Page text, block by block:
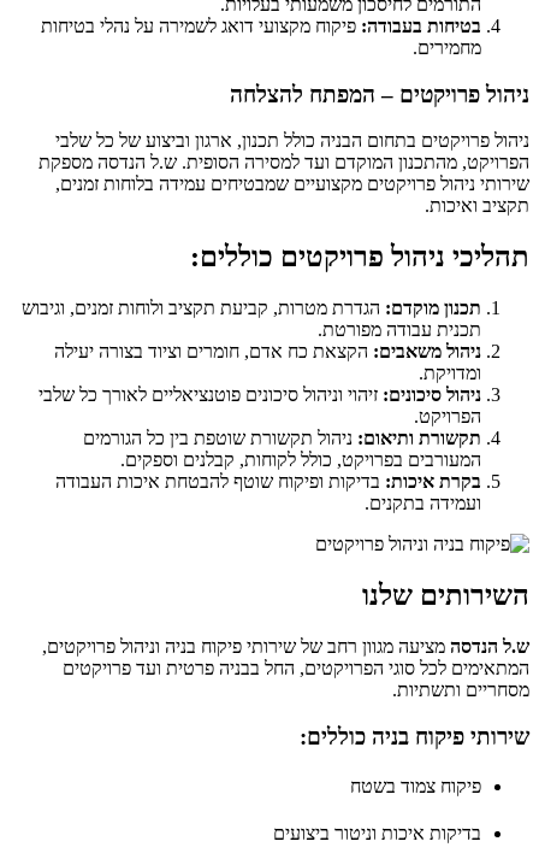
התורמים לחיסכון משמעותי בעלויות.
בטיחות בעבודה: פיקוח מקצועי דואג לשמירה על נהלי בטיחות
מחמירים.
ניהול פרויקטים – המפתח להצלחה
ניהול פרויקטים בתחום הבניה כולל תכנון, ארגון וביצוע של כל שלבי
הפרויקט, מהתכנון המוקדם ועד למסירה הסופית. ש.ל הנדסה מספקת
שירותי ניהול פרויקטים מקצועיים שמבטיחים עמידה בלוחות זמנים,
תקציב ואיכות.
תהליכי ניהול פרויקטים כוללים:
תכנון מוקדם: הגדרת מטרות, קביעת תקציב ולוחות זמנים, וגיבוש
תכנית עבודה מפורטת.
ניהול משאבים: הקצאת כח אדם, חומרים וציוד בצורה יעילה
ומדויקת.
ניהול סיכונים: זיהוי וניהול סיכונים פוטנציאליים לאורך כל שלבי
הפרויקט.
תקשורת ותיאום: ניהול תקשורת שוטפת בין כל הגורמים
המעורבים בפרויקט, כולל לקוחות, קבלנים וספקים.
בקרת איכות: בדיקות ופיקוח שוטף להבטחת איכות העבודה
ועמידה בתקנים.
השירותים שלנו
ש.ל הנדסה מציעה מגוון רחב של שירותי פיקוח בניה וניהול פרויקטים,
המתאימים לכל סוגי הפרויקטים, החל בבניה פרטית ועד פרויקטים
מסחריים ותשתיות.
שירותי פיקוח בניה כוללים:
פיקוח צמוד בשטח
בדיקות איכות וניטור ביצועים